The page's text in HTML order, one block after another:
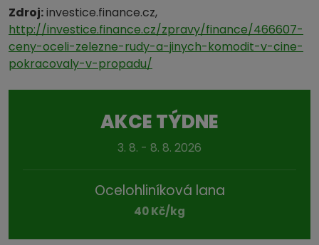
Zdroj:investice.finance.cz,
http://investice.finance.cz/zpravy/finance/466607-
ceny-oceli-zelezne-rudy-a-jinych-komodit-v-cine-
pokracovaly-v-propadu/
AKCE TÝDNE
3. 8. - 8. 8. 2026
Ocelohliníková lana
40 Kč/kg